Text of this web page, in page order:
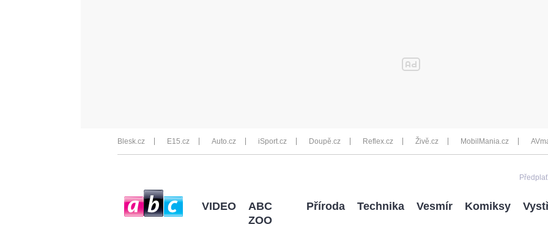
Blesk.cz E15.cz Auto.cz iSport.cz Doupě.cz Reflex.cz Živě.cz MobilMania.cz
VIDEO
ABC
ZOO
Příroda Technika Vesmír Komiksy